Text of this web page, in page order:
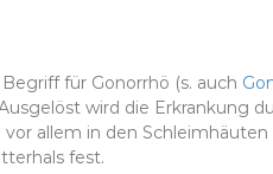
für Gonorrhö (s. auch
wird die Erkrankung
allem in den
fest.